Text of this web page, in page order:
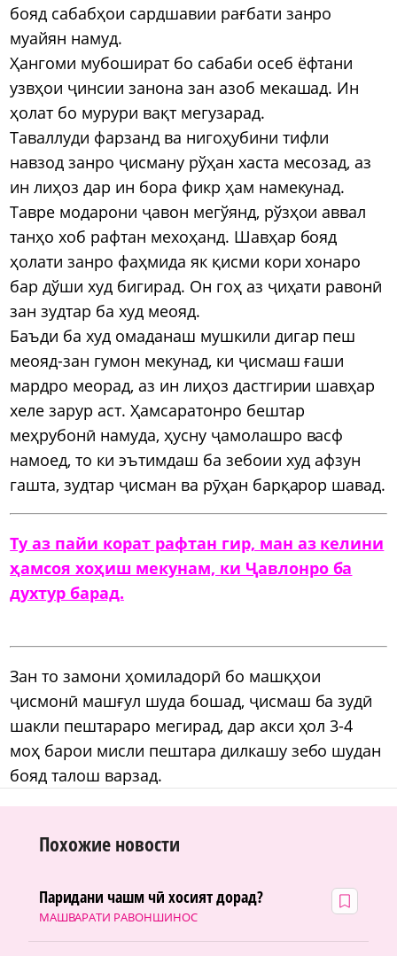
бояд сабабҳои сардшавии рағбати занро
муайян намуд.
Ҳангоми мубошират бо сабаби осеб ёфтани
узвҳои ҷинсии занона зан азоб мекашад. Ин
ҳолат бо мурури вақт мегузарад.
Таваллуди фарзанд ва нигоҳубини тифли
навзод занро ҷисману рўҳан хаста месозад, аз
ин лиҳоз дар ин бора фикр ҳам намекунад.
Тавре модарони ҷавон мегўянд, рўзҳои аввал
танҳо хоб рафтан мехоҳанд. Шавҳар бояд
ҳолати занро фаҳмида як қисми кори хонаро
бар дўши худ бигирад. Он гоҳ аз ҷиҳати равонӣ
зан зудтар ба худ меояд.
Баъди ба худ омаданаш мушкили дигар пеш
меояд-зан гумон мекунад, ки ҷисмаш ғаши
мардро меорад, аз ин лиҳоз дастгирии шавҳар
хеле зарур аст. Ҳамсаратонро бештар
меҳрубонӣ намуда, ҳусну ҷамолашро васф
намоед, то ки эътимдаш ба зебоии худ афзун
гашта, зудтар ҷисман ва рӯҳан барқарор шавад.
Ту аз пайи корат рафтан гир, ман аз келини
ҳамсоя хоҳиш мекунам, ки Ҷавлонро ба
духтур барад.
Зан то замони ҳомиладорӣ бо машқҳои
ҷисмонӣ машғул шуда бошад, ҷисмаш ба зудӣ
шакли пештараро мегирад, дар акси ҳол 3-4
моҳ барои мисли пештара дилкашу зебо шудан
бояд талош варзад.
Похожие новости
МАШВАРАТИ РАВОНШИНОС
Паридани чашм чӣ хосият дорад?